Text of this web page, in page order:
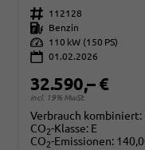
Fahrzeugnr. 112128
Kraftstoff
Benzin
Leistung
110 kW (150 PS)
01.02.2026
32.590,– €
incl. 19% MwSt.
Verbrauch kombiniert:
CO2-Klasse: E
CO2-Emissionen: